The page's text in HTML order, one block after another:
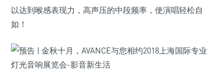
以达到喉感表现力，高声压的中段频率，使演唱轻松自
如！